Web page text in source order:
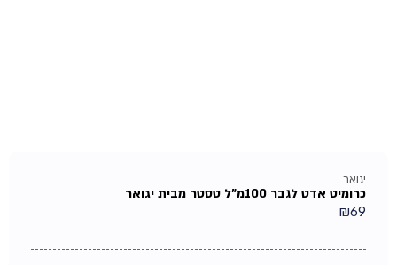
יגואר
כרומיט אדט לגבר 100מ"ל טסטר מבית יגואר
₪69